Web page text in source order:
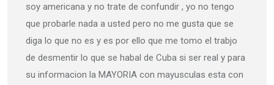
soy americana y no trate de confundir , yo no tengo
que probarle nada a usted pero no me gusta que se
diga lo que no es y es por ello que me tomo el trabjo
de desmentir lo que se habal de Cuba si ser real y para
su informacion la MAYORIA con mayusculas esta con